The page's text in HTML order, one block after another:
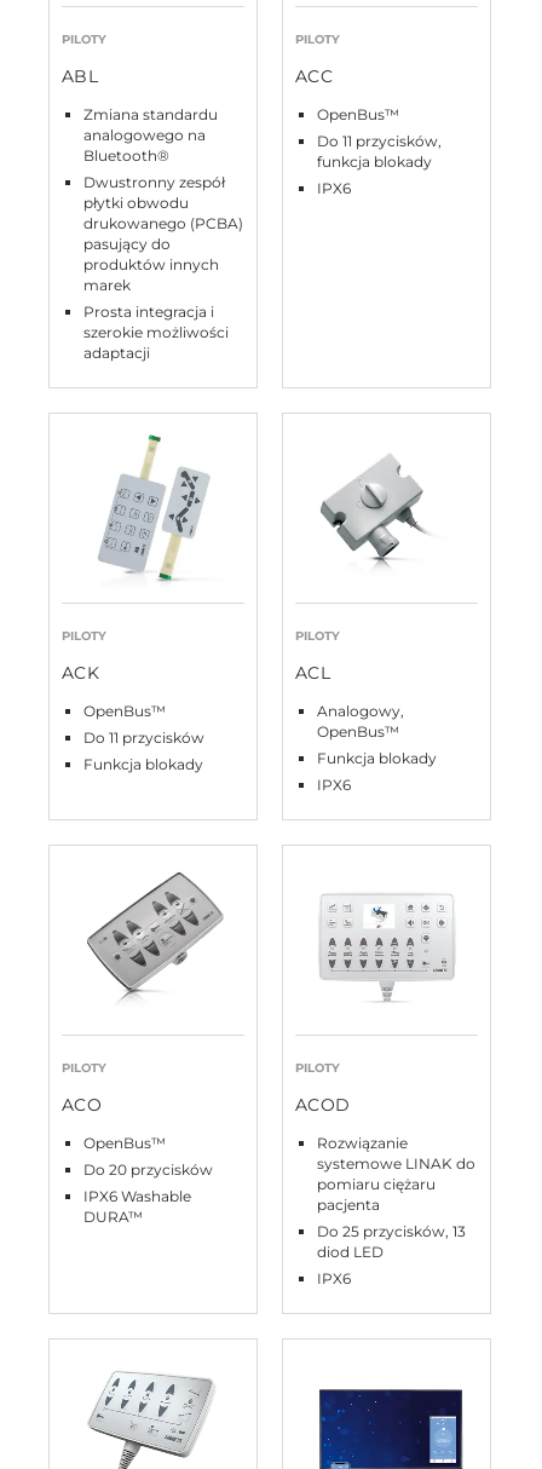
PILOTY
ABL
Zmiana standardu
analogowego na
Bluetooth®
Dwustronny zespół
płytki obwodu
drukowanego (PCBA)
pasujący do
produktów innych
marek
Prosta integracja i
szerokie możliwości
adaptacji
PILOTY
ACC
OpenBus™
Do 11 przycisków,
funkcja blokady
IPX6
PILOTY
ACK
OpenBus™
Do 11 przycisków
Funkcja blokady
PILOTY
ACL
Analogowy,
OpenBus™
Funkcja blokady
IPX6
PILOTY
ACO
OpenBus™
Do 20 przycisków
IPX6 Washable
DURA™
PILOTY
ACOD
Rozwiązanie
systemowe LINAK do
pomiaru ciężaru
pacjenta
Do 25 przycisków, 13
diod LED
IPX6